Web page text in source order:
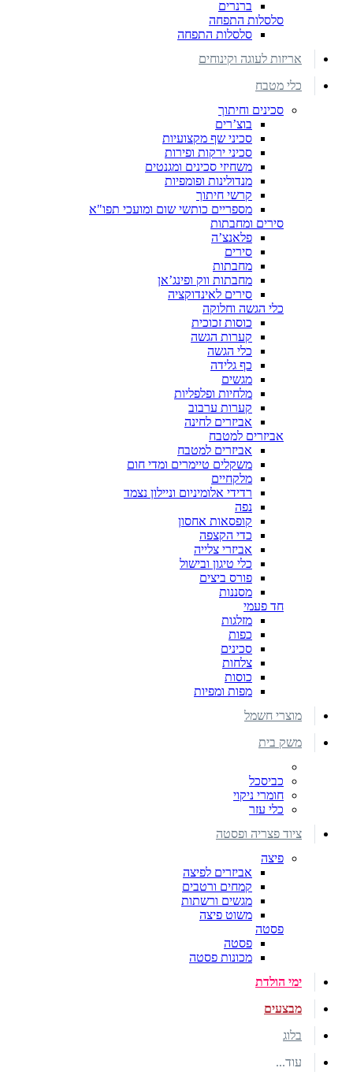
ברנרים
סלסלות התפחה
סלסלות התפחה
אריזות לעוגה וקינוחים
כלי מטבח
סכינים וחיתוך
בוצ’רים
סכיני שף מקצועיות
סכיני ירקות ופירות
משחיזי סכינים ומגנטים
מנדולינות ופומפיות
קרשי חיתוך
מספריים כותשי שום ומועכי תפו"א
סירים ומחבתות
פלאנצ’ה
סירים
מחבתות
מחבתות ווק ופינג’אן
סירים לאינדוקציה
כלי הגשה וחלוקה
כוסות זכוכית
קערות הגשה
כלי הגשה
כף גלידה
מגשים
מלחיות ופלפליות
קערות ערבוב
אביזרים לחינה
אביזרים למטבח
אביזרים למטבח
משקלים טיימרים ומדי חום
מלקחיים
רדידי אלומיניום וניילון נצמד
נפה
קופסאות אחסון
כדי הקצפה
אביזרי צלייה
כלי טיגון ובישול
פורס ביצים
מסננות
חד פעמי
מזלגות
כפות
סכינים
צלחות
כוסות
מפות ומפיות
מוצרי חשמל
משק בית
כביסכל
חומרי ניקוי
כלי עזר
ציוד פצריה ופסטה
פיצה
אביזרים לפיצה
קמחים ורטבים
מגשים ורשתות
משוט פיצה
פסטה
פסטה
מכונות פסטה
ימי הולדת
מבצעים
בלוג
עוד...